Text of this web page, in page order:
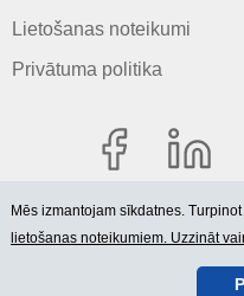
Lietošanas noteikumi
Privātuma politika
© 2006-2026
Mēs izmantojam sīkdatnes.
lietošanas noteikumiem. Uzzināt